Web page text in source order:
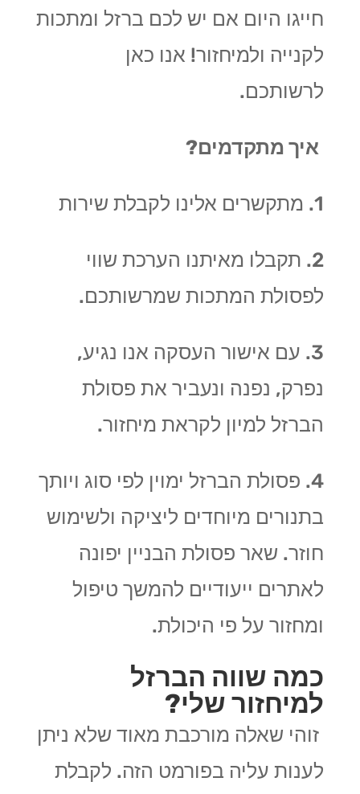
חייגו היום אם יש לכם ברזל ומתכות
לקנייה ולמיחזור! אנו כאן
לרשותכם.
איך מתקדמים?
1. מתקשרים אלינו לקבלת שירות
2. תקבלו מאיתנו הערכת שווי
לפסולת המתכות שמרשותכם.
3. עם אישור העסקה אנו נגיע,
נפרק, נפנה ונעביר את פסולת
הברזל למיון לקראת מיחזור.
4. פסולת הברזל ימוין לפי סוג ויותך
בתנורים מיוחדים ליציקה ולשימוש
חוזר. שאר פסולת הבניין יפונה
לאתרים ייעודיים להמשך טיפול
ומחזור על פי היכולת.
כמה שווה הברזל
למיחזור שלי?
זוהי שאלה מורכבת מאוד שלא ניתן
לענות עליה בפורמט הזה. לקבלת